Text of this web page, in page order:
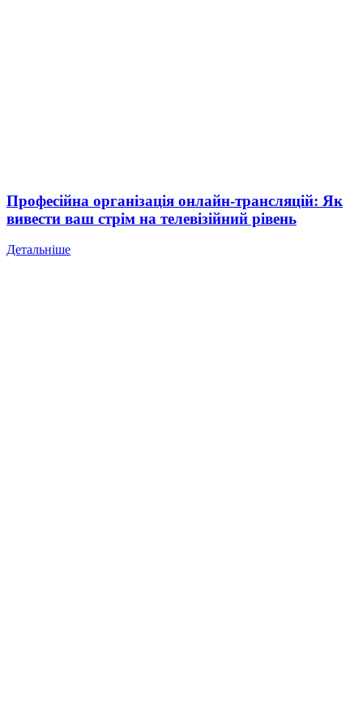
Професійна організація онлайн-трансляцій: Як
вивести ваш стрім на телевізійний рівень
Детальніше